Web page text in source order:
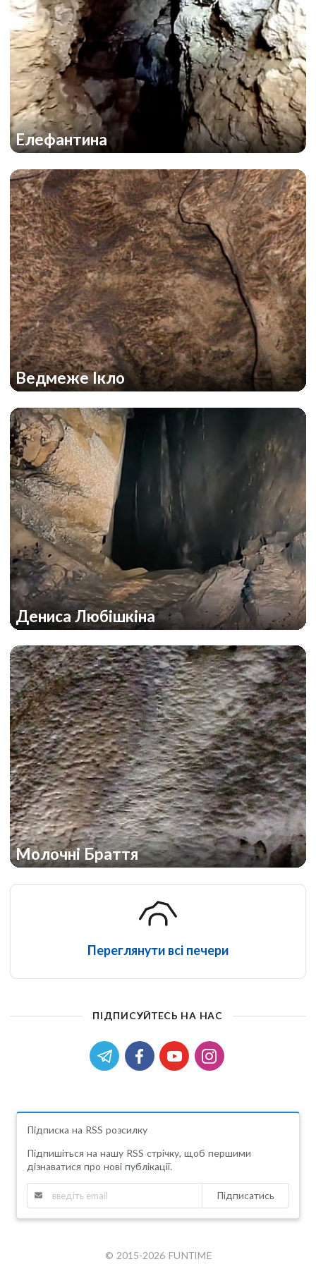
Елефантина
Ведмеже Ікло
Дениса Любішкіна
Молочні Браття
Переглянути всі печери
ПІДПИСУЙТЕСЬ НА НАС
Підписка на RSS розсилку
Підпишіться на нашу RSS стрічку, щоб першими
дізнаватися про нові публікації.
Підписатись
© 2015-2026 FUNTIME